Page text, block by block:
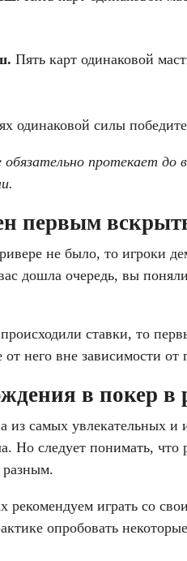
Пять карт одинаковой
одинаковой силы
протекает до
первым
не было, то игроки
дошла очередь, вы
ставки, то
от него вне зависимости от
в покер
из самых увлекательных
Но следует понимать, что
разным.
рекомендуем играть со
опробовать